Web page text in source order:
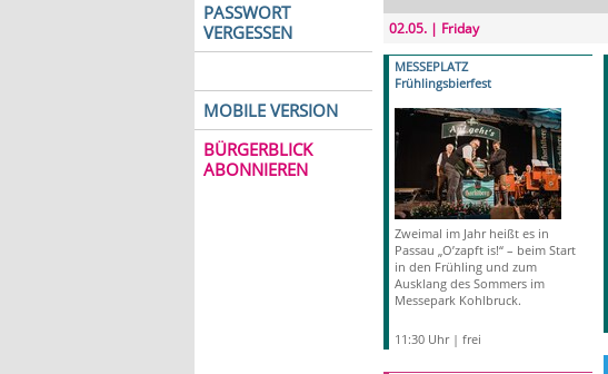
PASSWORT
VERGESSEN
MOBILE VERSION
BÜRGERBLICK
ABONNIEREN
02.05. | Friday
MESSEPLATZ
Frühlingsbierfest
Zweimal im Jahr heißt es in
Passau „O’zapft is!“ – beim Start
in den Frühling und zum
Ausklang des Sommers im
Messepark Kohlbruck.
11:30 Uhr | frei